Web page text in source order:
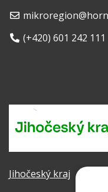
(+420) 601 242 111
Jihočeský kraj